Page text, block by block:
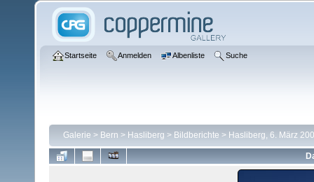
Startseite Anmelden Albenliste Suche
Galerie > Bern > Hasliberg > Bildberichte > Hasliberg, 6. März